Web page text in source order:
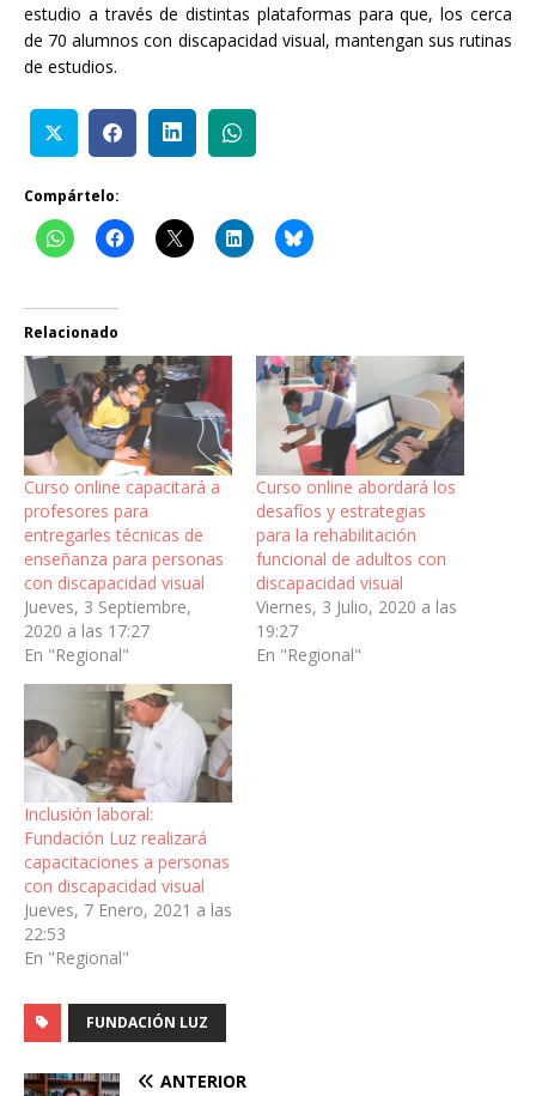
estudio a través de distintas plataformas para que, los cerca
de 70 alumnos con discapacidad visual, mantengan sus rutinas
de estudios.
Compártelo:
Relacionado
Curso online capacitará a
profesores para
entregarles técnicas de
enseñanza para personas
con discapacidad visual
Jueves, 3 Septiembre,
2020 a las 17:27
En "Regional"
Curso online abordará los
desafíos y estrategias
para la rehabilitación
funcional de adultos con
discapacidad visual
Viernes, 3 Julio, 2020 a las
19:27
En "Regional"
Inclusión laboral:
Fundación Luz realizará
capacitaciones a personas
con discapacidad visual
Jueves, 7 Enero, 2021 a las
22:53
En "Regional"
FUNDACIÓN LUZ
ANTERIOR